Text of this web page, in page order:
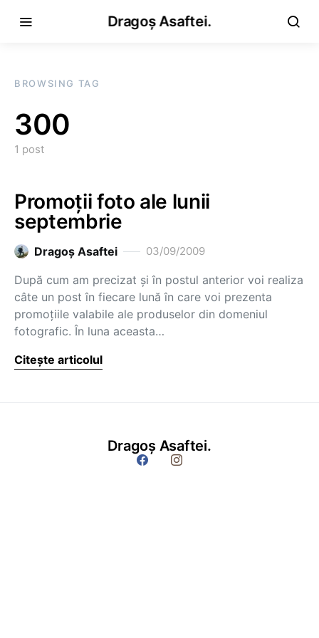
Dragoș Asaftei.
BROWSING TAG
300
1 post
Promoţii foto ale lunii
septembrie
Dragoş Asaftei 03/09/2009
După cum am precizat şi în postul anterior voi realiza
câte un post în fiecare lună în care voi prezenta
promoţiile valabile ale produselor din domeniul
fotografic. În luna aceasta…
Citește articolul
Dragoș Asaftei.